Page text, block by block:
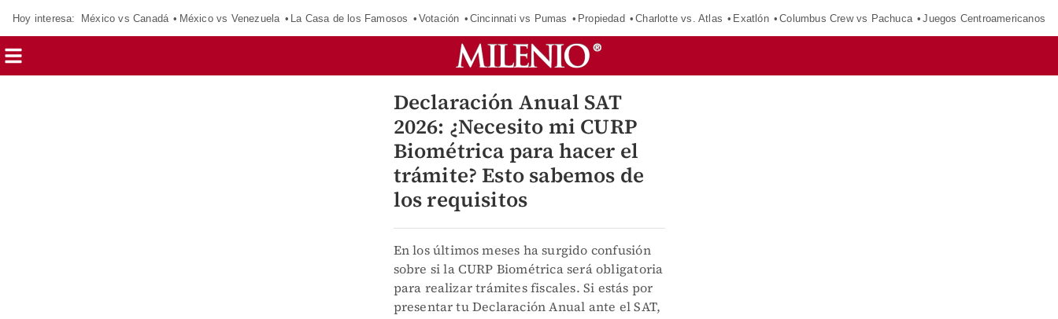
Hoy interesa: México vs Canadá México vs Venezuela La Casa de los Famosos Votación Cincinnati vs Pumas Propiedad Charlotte vs. Atlas Exatlón Columbus Crew vs Pachuca Juegos Centroamericanos
Declaración Anual SAT
2026: ¿Necesito mi CURP
Biométrica para hacer el
trámite? Esto sabemos de
los requisitos
En los últimos meses ha surgido confusión
sobre si la CURP Biométrica será obligatoria
para realizar trámites fiscales. Si estás por
presentar tu Declaración Anual ante el SAT,